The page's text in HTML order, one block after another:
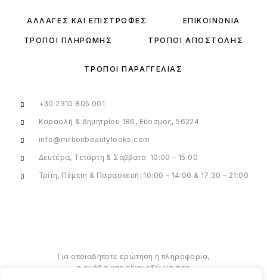
ΑΛΛΑΓΈΣ ΚΑΙ ΕΠΙΣΤΡΟΦΈΣ ΕΠΙΚΟΙΝΩΝΊΑ
ΤΡΌΠΟΙ ΠΛΗΡΩΜΉΣ ΤΡΌΠΟΙ ΑΠΟΣΤΟΛΉΣ
ΤΡΌΠΟΙ ΠΑΡΑΓΓΕΛΊΑΣ
+30 2310 805 001
Καραολή & Δημητρίου 186, Εύοσμος, 56224
info@millionbeautylooks.com
Δευτέρα, Τετάρτη & Σάββατο: 10:00 – 15:00
Τρίτη, Πέμπτη & Παρασκευή: 10:00 – 14:00 & 17:30 – 21:00
Για οποιαδήποτε ερώτηση ή πληροφορία,
η ομάδα μας είναι εδώ να σας